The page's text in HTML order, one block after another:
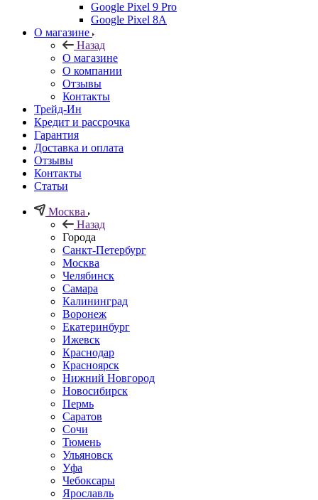
Google Pixel 9 Pro
Google Pixel 8A
О магазине
Назад
О магазине
О компании
Отзывы
Контакты
Трейд-Ин
Кредит и рассрочка
Гарантия
Доставка и оплата
Отзывы
Контакты
Статьи
Москва
Назад
Города
Санкт-Петербург
Москва
Челябинск
Самара
Калининград
Воронеж
Екатеринбург
Ижевск
Краснодар
Красноярск
Нижний Новгород
Новосибирск
Пермь
Саратов
Сочи
Тюмень
Ульяновск
Уфа
Чебоксары
Ярославль